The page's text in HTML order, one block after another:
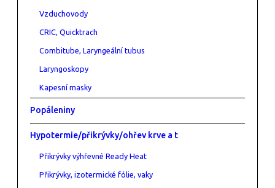
Vzduchovody
CRIC, Quicktrach
Combitube, Laryngeální tubus
Laryngoskopy
Kapesní masky
Popáleniny
Hypotermie/přikrývky/ohřev krve a t
Přikrývky výhřevné Ready Heat
Přikrývky, izotermické fólie, vaky